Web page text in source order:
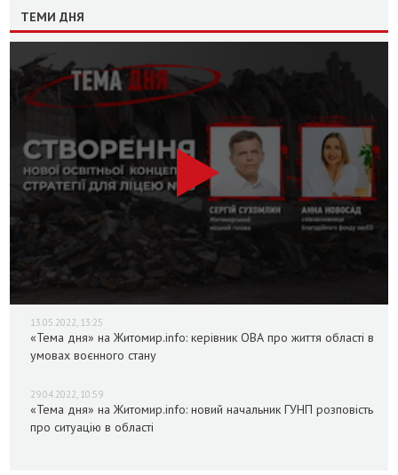
ТЕМИ ДНЯ
13.05.2022, 13:25
«Тема дня» на Житомир.info: керівник ОВА про життя області в
умовах воєнного стану
29.04.2022, 10:59
«Тема дня» на Житомир.info: новий начальник ГУНП розповість
про ситуацію в області